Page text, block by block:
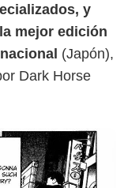
y
mejor edición
(Japón),
Dark Horse